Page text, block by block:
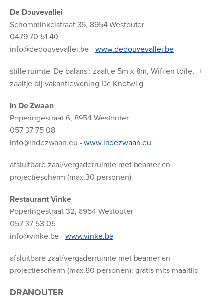
De Douvevallei
Schomminkelstraat 36, 8954 Westouter
0479 70 51 40
info@dedouvevallei.be - www.dedouvevallei.be
stille ruimte 'De balans': zaaltje 5m x 8m, Wifi en toilet +
zaaltje bij vakantiewoning De Knotwilg
In De Zwaan
Poperingestraat 6, 8954 Westouter
057 37 75 08
info@indezwaan.eu - www.indezwaan.eu
afsluitbare zaal/vergaderruimte met beamer en
projectiescherm (max.30 personen)
Restaurant Vinke
Poperingestraat 32, 8954 Westouter
057 37 53 05
info@vinke.be - www.vinke.be
afsluitbare zaal/vergaderruimte met beamer en
projectiescherm (max.80 personen): gratis mits maaltijd
DRANOUTER